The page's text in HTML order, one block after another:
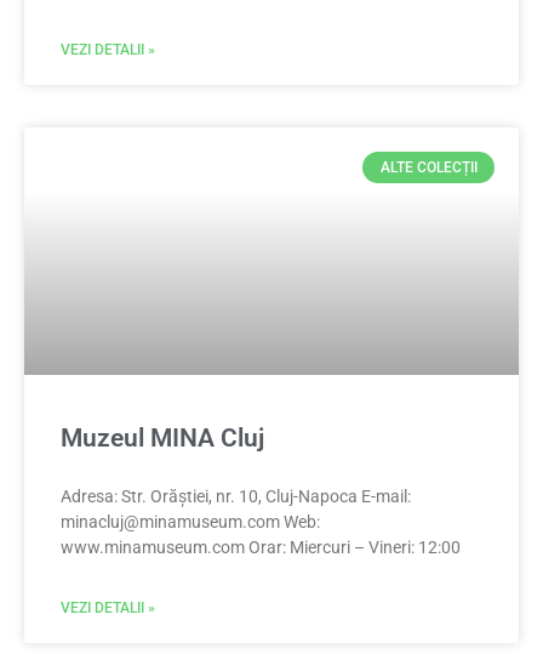
VEZI DETALII »
ALTE COLECȚII
Muzeul MINA Cluj
Adresa: Str. Orăștiei, nr. 10, Cluj-Napoca E-mail:
minacluj@minamuseum.comWeb:
www.minamuseum.com Orar: Miercuri – Vineri: 12:00
VEZI DETALII »